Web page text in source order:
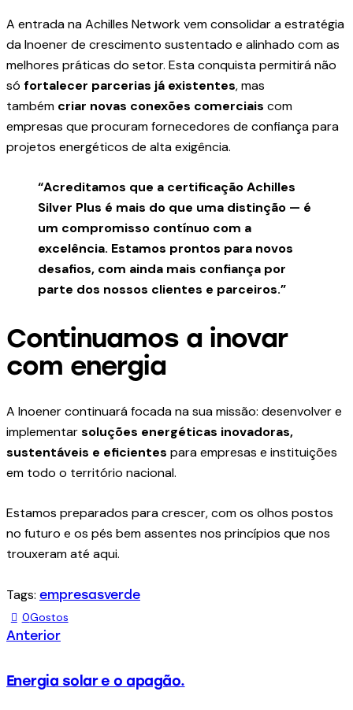
A entrada na Achilles Network vem consolidar a estratégia
da Inoener de crescimento sustentado e alinhado com as
melhores práticas do setor. Esta conquista permitirá não
só fortalecer parcerias já existentes, mas
também criar novas conexões comerciais com
empresas que procuram fornecedores de confiança para
projetos energéticos de alta exigência.
“Acreditamos que a certificação Achilles
Silver Plus é mais do que uma distinção — é
um compromisso contínuo com a
excelência. Estamos prontos para novos
desafios, com ainda mais confiança por
parte dos nossos clientes e parceiros.”
Continuamos a inovar
com energia
A Inoener continuará focada na sua missão: desenvolver e
implementarsoluções energéticas inovadoras,
sustentáveis e eficientes para empresas e instituições
em todo o território nacional.
Estamos preparados para crescer, com os olhos postos
no futuro e os pés bem assentes nos princípios que nos
trouxeram até aqui.
Tags: empresasverde
0Gostos
Anterior
Energia solar e o apagão.